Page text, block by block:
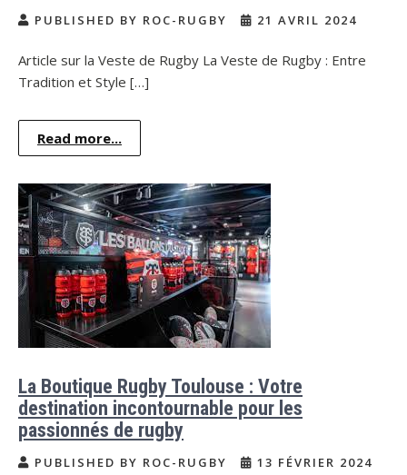
PUBLISHED BY ROC-RUGBY 21 AVRIL 2024
Article sur la Veste de Rugby La Veste de Rugby : Entre
Tradition et Style […]
Read more...
La Boutique Rugby Toulouse : Votre
destination incontournable pour les
passionnés de rugby
PUBLISHED BY ROC-RUGBY 13 FÉVRIER 2024